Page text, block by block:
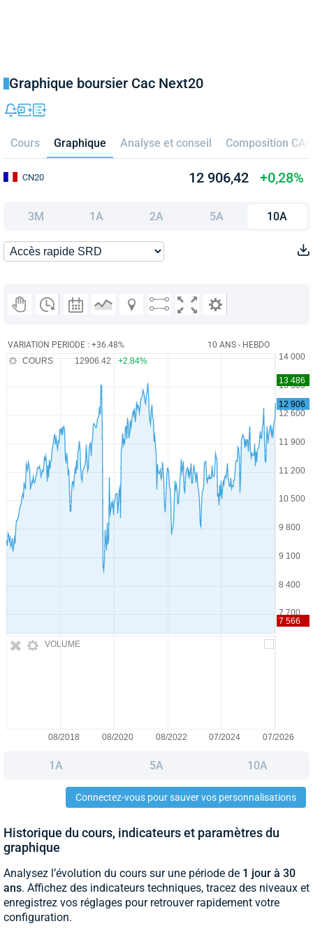
Graphique boursier Cac Next20
Cours Graphique Analyse et conseil Composition
CN20 12 906,42 +0,28%
3M 1A 2A 5A 10A
VARIATION PERIODE : +36.48% 10 ANS - HEBDO
VOLUME
COURS 12906.42 +2.84%
1A 5A 10A
Connectez-vous pour sauver vos personnalisations
Historique du cours, indicateurs et paramètres du
graphique
Analysez l’évolution du cours sur une période de 1 jour à 30
ans. Affichez des indicateurs techniques, tracez des niveaux et
enregistrez vos réglages pour retrouver rapidement votre
configuration.